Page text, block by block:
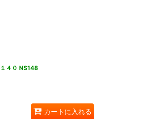
４０ NS148
カートに入れる